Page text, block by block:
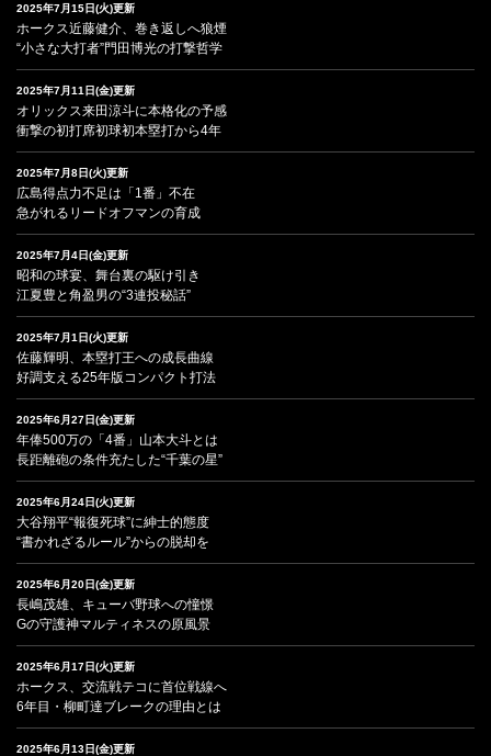
2025年7月15日(火)更新
ホークス近藤健介、巻き返しへ狼煙
“小さな大打者”門田博光の打撃哲学
2025年7月11日(金)更新
オリックス来田涼斗に本格化の予感
衝撃の初打席初球初本塁打から4年
2025年7月8日(火)更新
広島得点力不足は「1番」不在
急がれるリードオフマンの育成
2025年7月4日(金)更新
昭和の球宴、舞台裏の駆け引き
江夏豊と角盈男の“3連投秘話”
2025年7月1日(火)更新
佐藤輝明、本塁打王への成長曲線
好調支える25年版コンパクト打法
2025年6月27日(金)更新
年俸500万の「4番」山本大斗とは
長距離砲の条件充たした“千葉の星”
2025年6月24日(火)更新
大谷翔平“報復死球”に紳士的態度
“書かれざるルール”からの脱却を
2025年6月20日(金)更新
長嶋茂雄、キューバ野球への憧憬
Gの守護神マルティネスの原風景
2025年6月17日(火)更新
ホークス、交流戦テコに首位戦線へ
6年目・柳町達ブレークの理由とは
2025年6月13日(金)更新